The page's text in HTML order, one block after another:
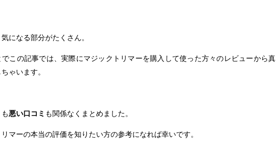
になる部分がたくさん。
でこの記事では、実際にマジックトリマーを購入して使った方々のレビューから真
ゃいます。
も悪い口コミ も関係なくまとめました。
マーの本当の評価を知りたい方の参考になれば幸いです。